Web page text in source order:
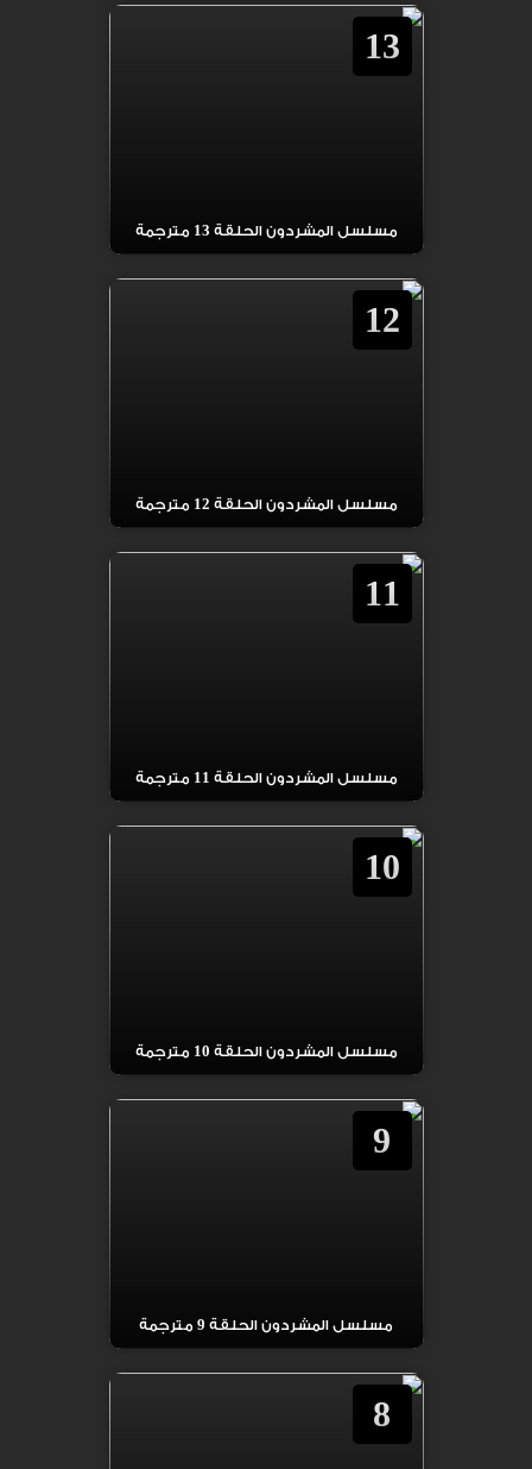
13
مسلسل المشردون الحلقة 13 مترجمة
12
مسلسل المشردون الحلقة 12 مترجمة
11
مسلسل المشردون الحلقة 11 مترجمة
10
مسلسل المشردون الحلقة 10 مترجمة
9
مسلسل المشردون الحلقة 9 مترجمة
8